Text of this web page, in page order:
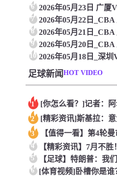
6
7
8
9
10
足球新闻 HOT VIDEO
1
2
3
4
5
6